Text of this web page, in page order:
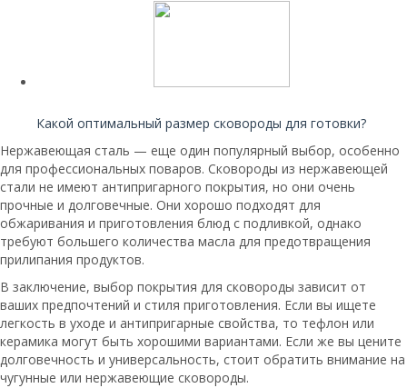
Какой оптимальный размер сковороды для готовки?
Нержавеющая сталь — еще один популярный выбор, особенно
для профессиональных поваров. Сковороды из нержавеющей
стали не имеют антипригарного покрытия, но они очень
прочные и долговечные. Они хорошо подходят для
обжаривания и приготовления блюд с подливкой, однако
требуют большего количества масла для предотвращения
прилипания продуктов.
В заключение, выбор покрытия для сковороды зависит от
ваших предпочтений и стиля приготовления. Если вы ищете
легкость в уходе и антипригарные свойства, то тефлон или
керамика могут быть хорошими вариантами. Если же вы цените
долговечность и универсальность, стоит обратить внимание на
чугунные или нержавеющие сковороды.